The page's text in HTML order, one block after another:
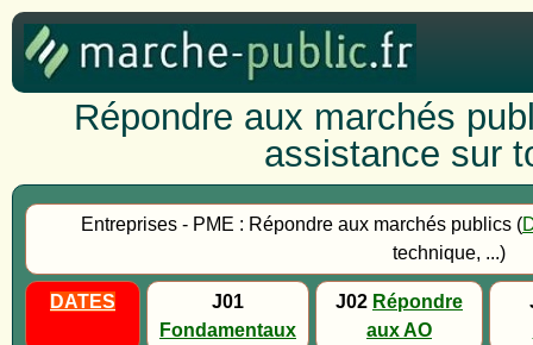
Répondre aux marchés
assistance sur
Entreprises - PME : Répondre aux marchés publics (
technique, ...)
DATES
J01
Fondamentaux
J02 Répondre
aux AO